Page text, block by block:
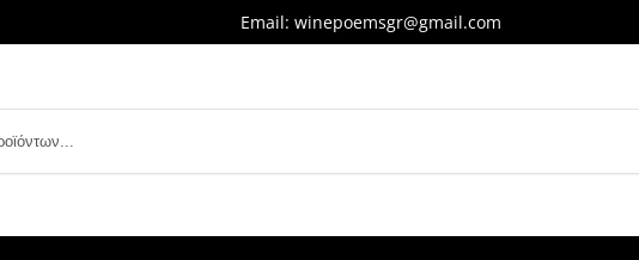
Email: winepoemsgr@gmail.com